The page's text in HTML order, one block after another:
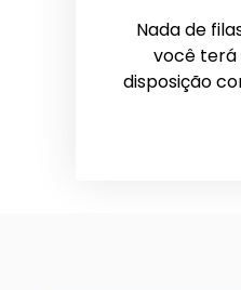
Nada de
você terá
disposição